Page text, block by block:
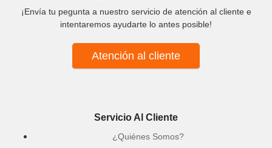
¡Envía tu pegunta a nuestro servicio de atención al cliente e
intentaremos ayudarte lo antes posible!
Atención al cliente
Servicio Al Cliente
¿Quiénes Somos?